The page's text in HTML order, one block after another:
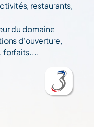
restaurants,
du domaine
d'ouverture,
forfaits....